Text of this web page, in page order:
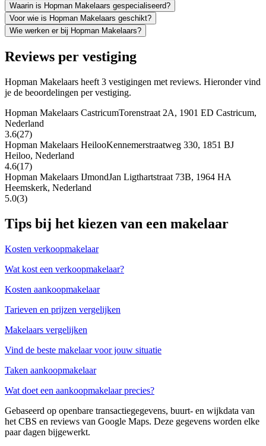
Waarin is Hopman Makelaars gespecialiseerd?
Voor wie is Hopman Makelaars geschikt?
Wie werken er bij Hopman Makelaars?
Reviews per vestiging
Hopman Makelaars heeft 3 vestigingen met reviews. Hieronder vind
je de beoordelingen per vestiging.
Hopman Makelaars CastricumTorenstraat 2A, 1901 ED Castricum,
Nederland
3.6(27)
Hopman Makelaars HeilooKennemerstraatweg 330, 1851 BJ
Heiloo, Nederland
4.6(17)
Hopman Makelaars IJmondJan Ligthartstraat 73B, 1964 HA
Heemskerk, Nederland
5.0(3)
Tips bij het kiezen van een makelaar
Kosten verkoopmakelaar
Wat kost een verkoopmakelaar?
Kosten aankoopmakelaar
Tarieven en prijzen vergelijken
Makelaars vergelijken
Vind de beste makelaar voor jouw situatie
Taken aankoopmakelaar
Wat doet een aankoopmakelaar precies?
Gebaseerd op openbare transactiegegevens, buurt- en wijkdata van
het CBS en reviews van Google Maps. Deze gegevens worden elke
paar dagen bijgewerkt.